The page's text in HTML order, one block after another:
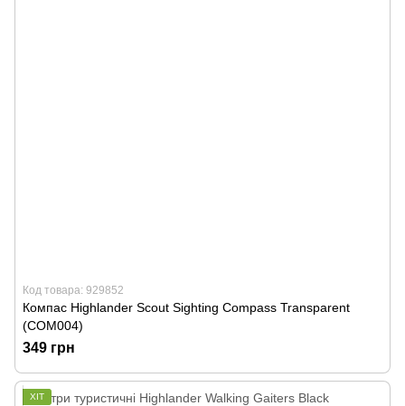
Код товара: 929852
Компас Highlander Scout Sighting Compass Transparent
(COM004)
349 грн
ХІТ